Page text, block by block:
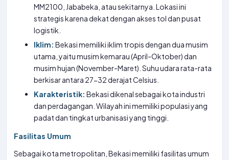
MM2100, Jababeka, atau sekitarnya. Lokasi ini
strategis karena dekat dengan akses tol dan pusat
logistik.
Iklim: Bekasi memiliki iklim tropis dengan dua musim
utama, yaitu musim kemarau (April-Oktober) dan
musim hujan (November-Maret). Suhu udara rata-rata
berkisar antara 27-32 derajat Celsius.
Karakteristik: Bekasi dikenal sebagai kota industri
dan perdagangan. Wilayah ini memiliki populasi yang
padat dan tingkat urbanisasi yang tinggi.
Fasilitas Umum
Sebagai kota metropolitan, Bekasi memiliki fasilitas umum